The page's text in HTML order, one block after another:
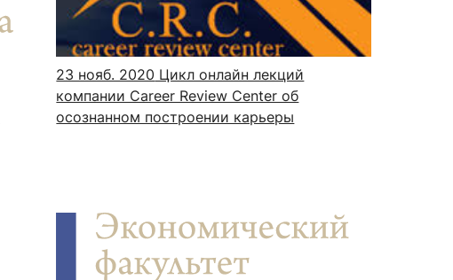
23 нояб. 2020 Цикл онлайн лекций
компании Career Review Center об
осознанном построении карьеры